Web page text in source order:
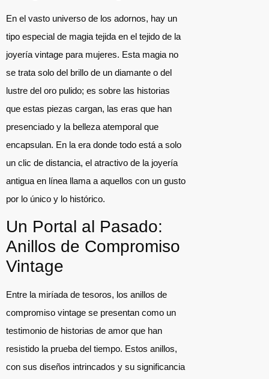
En el vasto universo de los adornos, hay un
tipo especial de magia tejida en el tejido de la
joyería vintage para mujeres. Esta magia no
se trata solo del brillo de un diamante o del
lustre del oro pulido; es sobre las historias
que estas piezas cargan, las eras que han
presenciado y la belleza atemporal que
encapsulan. En la era donde todo está a solo
un clic de distancia, el atractivo de la joyería
antigua en línea llama a aquellos con un gusto
por lo único y lo histórico.
Un Portal al Pasado:
Anillos de Compromiso
Vintage
Entre la miríada de tesoros, los anillos de
compromiso vintage se presentan como un
testimonio de historias de amor que han
resistido la prueba del tiempo. Estos anillos,
con sus diseños intrincados y su significancia